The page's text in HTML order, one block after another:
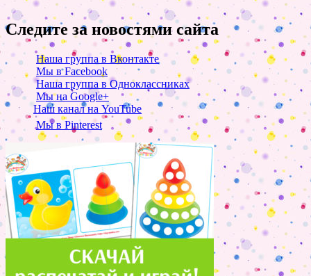
Следите за новостями сайта
Наша группа в Вконтакте
Мы в Facebook
Наша группа в Одноклассниках
Мы на Google+
Наш канал на YouTube
Мы в Pinterest